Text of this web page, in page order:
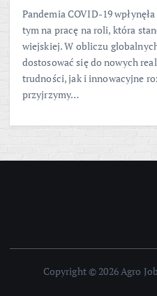
Pandemia COVID-19
tym na pracę na roli, która
wiejskiej. W obliczu
dostosować się do nowych
trudności, jak i innowacyjne
przyjrzymy…
Copyright © 2026 Agro